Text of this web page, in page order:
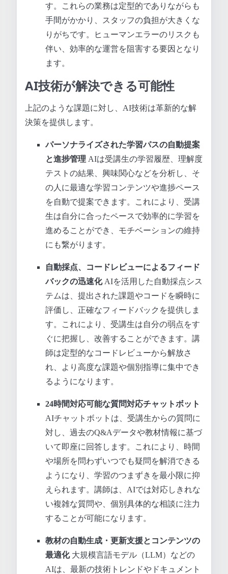
す。これらの業務は定型的でありながらも
手間がかかり、スタッフの負担が大きくな
りがちです。ヒューマンエラーのリスクも
伴い、効率的な運営を阻害する要因となり
ます。
AI技術が解決できる可能性
上記のような課題に対し、AI技術は革新的な解
決策を提供します。
パーソナライズされた学習パスの自動提案
と進捗管理 AIは受講生の学習履歴、理解度
テストの結果、興味関心などを分析し、そ
の人に最適な学習コンテンツや進捗ペース
を自動で提案できます。これにより、受講
生は自分に合ったペースで効率的に学習を
進めることができ、モチベーションの維持
にも繋がります。
自動採点、コードレビューによるフィード
バックの迅速化AIを活用した自動採点シス
テムは、提出された課題やコードを瞬時に
評価し、正確なフィードバックを提供しま
す。これにより、受講生は自分の弱点をす
ぐに把握し、改善することができます。講
師は定型的なコードレビューから解放さ
れ、より高度な課題や個別指導に集中でき
るようになります。
24時間対応可能な質問対応チャットボット
AIチャットボットは、受講生からの質問に
対し、過去のQ&Aデータや教材情報に基づ
いて即座に回答します。これにより、時間
や場所を問わずいつでも疑問を解消できる
ようになり、学習のつまずきを最小限に抑
えられます。講師は、AIでは対応しきれな
い複雑な質問や、個別具体的な相談に注力
することが可能になります。
教材の自動生成・更新支援とコンテンツの
最適化大規模言語モデル（LLM）などの
AIは、最新の技術トレンドやドキュメント